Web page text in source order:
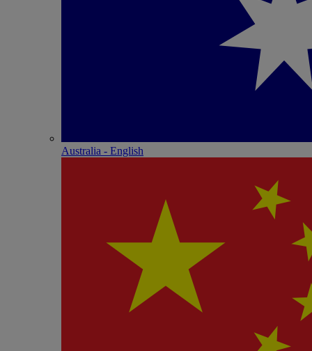
Australia - English